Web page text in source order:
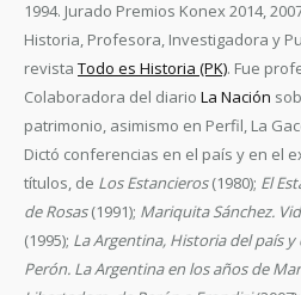
1994. Jurado Premios Konex 2014,
Historia, Profesora, Investigadora y
revista Todo es Historia (PK). Fue
Colaboradora del diario La Nación
patrimonio, asimismo en Perfil, La
Dictó conferencias en el país y en el
títulos, de Los Estancieros(1980); El
de Rosas(1991); Mariquita Sánchez.
(1995); La Argentina, Historia del país y
Perón. La Argentina en los años de